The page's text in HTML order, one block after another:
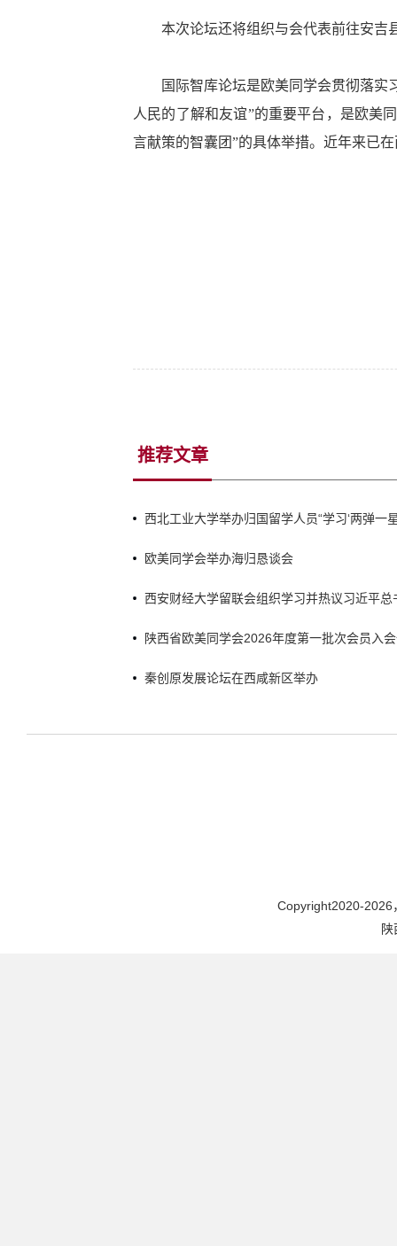
本次论坛还将组织与会代表前往安吉
国际智库论坛是欧美同学会贯彻落实习
人民的了解和友谊”的重要平台，是欧美
言献策的智囊团”的具体举措。近年来已
推荐文章
西北工业大学举办归国留学人员“学习‘两弹一
时代”主题研修班
欧美同学会举办海归恳谈会
西安财经大学留联会组织学习并热议习近平
归国青年学者回信精神
陕西省欧美同学会2026年度第一批次会员入
秦创原发展论坛在西咸新区举办
Copyright2020-2026